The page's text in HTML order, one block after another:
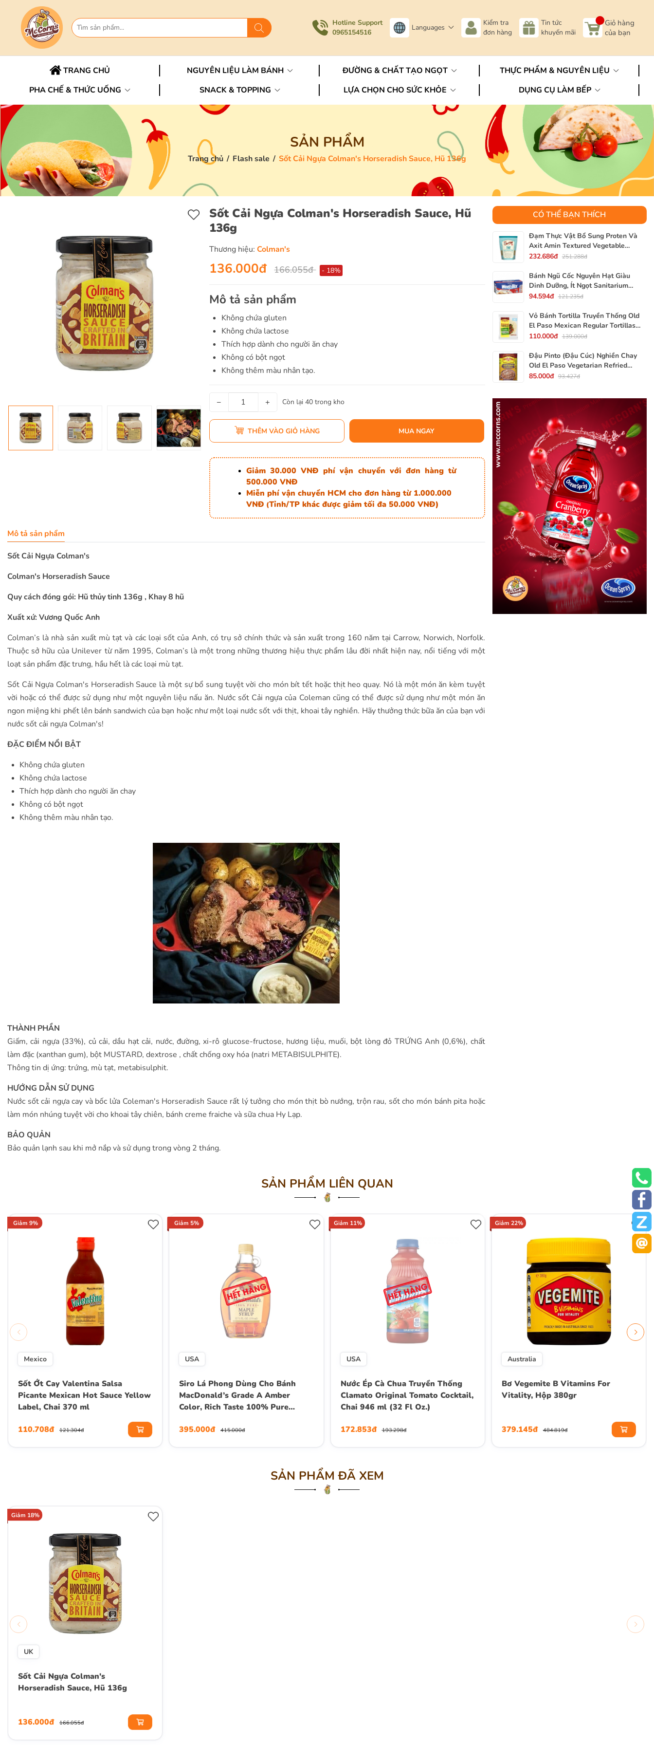
Hotline Support
0965154516
Languages
Kiểm tra
đơn hàng
Tin tức
khuyến mãi
Giỏ hàng
của bạn
TRANG CHỦ NGUYÊN LIỆU LÀM BÁNH ĐƯỜNG & CHẤT TẠO NGỌT
THỰC PHẨM & NGUYÊN LIỆU
PHA CHẾ & THỨC UỐNG
SNACK & TOPPING LỰA CHỌN CHO SỨC KHỎE DỤNG CỤ LÀM BẾP
SẢN PHẨM
Trang chủ / Flash sale / Sốt Cải Ngựa Colman's Horseradish Sauce, Hũ 136g
Sốt Cải Ngựa Colman's Horseradish Sauce, Hũ
136g
Thương hiệu: Colman's
136.000đ 166.055đ - 18%
Mô tả sản phẩm
Không chứa gluten
Không chứa lactose
Thích hợp dành cho người ăn chay
Không có bột ngọt
Không thêm màu nhân tạo.
− + Còn lại 40 trong kho
THÊM VÀO GIỎ HÀNG MUA NGAY
Giảm 30.000 VNĐ phí vận chuyển với đơn hàng từ
500.000 VNĐ
Miễn phí vận chuyển HCM cho đơn hàng từ 1.000.000
VNĐ (Tỉnh/TP khác được giảm tối đa 50.000 VNĐ)
Mô tả sản phẩm
Sốt Cải Ngựa Colman's
Colman's Horseradish Sauce
Quy cách đóng gói: Hũ thủy tinh 136g , Khay 8 hũ
Xuất xứ: Vương Quốc Anh
Colman’s là nhà sản xuất mù tạt và các loại sốt của Anh, có trụ sở chính thức và sản xuất trong 160 năm tại Carrow, Norwich, Norfolk.
Thuộc sở hữu của Unilever từ năm 1995, Colman’s là một trong những thương hiệu thực phẩm lâu đời nhất hiện nay, nổi tiếng với một
loạt sản phẩm đặc trưng, hầu hết là các loại mù tạt.
Sốt Cải Ngựa Colman's Horseradish Sauce là một sự bổ sung tuyệt vời cho món bít tết hoặc thịt heo quay. Nó là một món ăn kèm tuyệt
vời hoặc có thể được sử dụng như một nguyên liệu nấu ăn. Nước sốt Cải ngựa của Coleman cũng có thể được sử dụng như một món ăn
ngon miệng khi phết lên bánh sandwich của bạn hoặc như một loại nước sốt với thịt, khoai tây nghiền. Hãy thưởng thức bữa ăn của bạn với
nước sốt cải ngựa Colman's!
ĐẶC ĐIỂM NỔI BẬT
Không chứa gluten
Không chứa lactose
Thích hợp dành cho người ăn chay
Không có bột ngọt
Không thêm màu nhân tạo.
THÀNH PHẦN
Giấm, cải ngựa (33%), củ cải, dầu hạt cải, nước, đường, xi-rô glucose-fructose, hương liệu, muối, bột lòng đỏ TRỨNG Anh (0,6%), chất
làm đặc (xanthan gum), bột MUSTARD, dextrose , chất chống oxy hóa (natri METABISULPHITE).
Thông tin dị ứng: trứng, mù tạt, metabisulphit.
HƯỚNG DẪN SỬ DỤNG
Nước sốt cải ngựa cay và bốc lửa Coleman's Horseradish Sauce rất lý tưởng cho món thịt bò nướng, trộn rau, sốt cho món bánh pita hoặc
làm món nhúng tuyệt vời cho khoai tây chiên, bánh creme fraiche và sữa chua Hy Lạp.
BẢO QUẢN
Bảo quản lạnh sau khi mở nắp và sử dụng trong vòng 2 tháng.
CÓ THỂ BẠN THÍCH
Đạm Thực Vật Bổ Sung Proten Và
Axit Amin Textured Vegetable
Protein TVP Bob's Red Mill, Gói
232.686đ 251.288đ
Bánh Ngũ Cốc Nguyên Hạt Giàu
Dinh Dưỡng, Ít Ngọt Sanitarium
Weet-Bix, Hộp 375g
94.594đ 121.235đ
Vỏ Bánh Tortilla Truyền Thống Old
El Paso Mexican Regular Tortillas
Flour, Gói 240g (Gói 6 Vỏ)
110.000đ 139.000đ
Đậu Pinto (Đậu Cúc) Nghiền Chay
Old El Paso Vegetarian Refried
Beans, Lon 453g (16 Oz.) 1 Lb.
85.000đ 93.427đ
SẢN PHẨM LIÊN QUAN
Giảm 9%
Mexico
Sốt Ớt Cay Valentina Salsa
Picante Mexican Hot Sauce Yellow
Label, Chai 370 ml
110.708đ 121.304đ
Giảm 5%
USA
Siro Lá Phong Dùng Cho Bánh
MacDonald’s Grade A Amber
Color, Rich Taste 100% Pure
Fl.Oz)
395.000đ 415.000đ
Giảm 11%
USA
Nước Ép Cà Chua Truyền Thống
Clamato Original Tomato Cocktail,
Chai 946 ml (32 Fl Oz.)
172.853đ 193.298đ
Giảm 22%
Australia
Bơ Vegemite B Vitamins For
Vitality, Hộp 380gr
379.145đ 484.819đ
SẢN PHẨM ĐÃ XEM
Giảm 18%
UK
Sốt Cải Ngựa Colman's
Horseradish Sauce, Hũ 136g
136.000đ 166.055đ